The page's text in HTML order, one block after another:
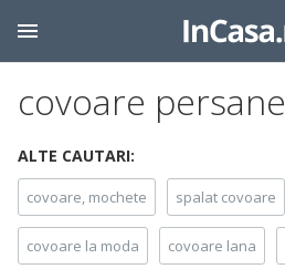
covoare persane
ALTE CAUTARI:
covoare, mochete spalat covoare
covoare la moda covoare lana